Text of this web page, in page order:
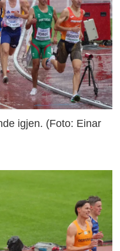
igjen. (Foto: Einar